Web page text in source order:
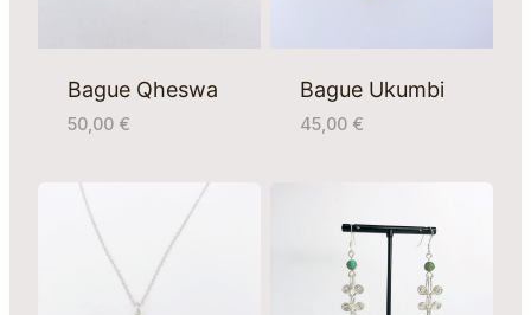
Bague Qheswa
50,00 €
Bague Ukumbi
45,00 €